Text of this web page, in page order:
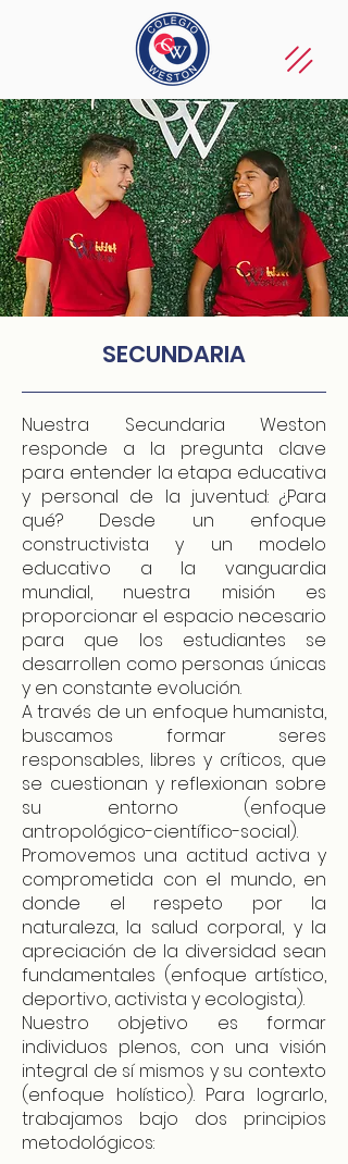
SECUNDARIA
Nuestra Secundaria Weston
responde a la pregunta clave
para entender la etapa educativa
y personal de la juventud: ¿Para
qué? Desde un enfoque
constructivista y un modelo
educativo a la vanguardia
mundial, nuestra misión es
proporcionar el espacio necesario
para que los estudiantes se
desarrollen como personas únicas
y en constante evolución.
A través de un enfoque humanista,
buscamos formar seres
responsables, libres y críticos, que
se cuestionan y reflexionan sobre
su entorno (enfoque
antropológico-científico-social).
Promovemos una actitud activa y
comprometida con el mundo, en
donde el respeto por la
naturaleza, la salud corporal, y la
apreciación de la diversidad sean
fundamentales (enfoque artístico,
deportivo, activista y ecologista).
Nuestro objetivo es formar
individuos plenos, con una visión
integral de sí mismos y su contexto
(enfoque holístico). Para lograrlo,
trabajamos bajo dos principios
metodológicos: